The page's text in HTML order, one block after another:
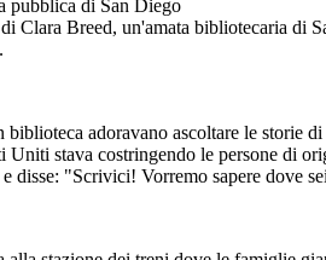
per anni. Il governo degli Stati Uniti si è scusato più di 40 anni
Miss Breed e Katherine rimasero amiche. Clara Breed è stata
come ospite come una riunione di giapponesi americani che
erano stati imprigionati nel 1991.
pubblica di San Diego
Clara Breed, un'amata bibliotecaria di
adoravano ascoltare le storie
Uniti stava costringendo le persone di
disse: "Scrivici! Vorremo sapere dove